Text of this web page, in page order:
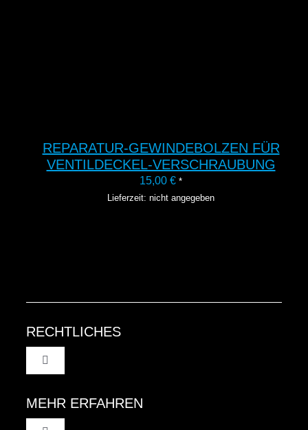
REPARATUR-GEWINDEBOLZEN FÜR
VENTILDECKEL-VERSCHRAUBUNG
15,00 € *
Lieferzeit: nicht angegeben
RECHTLICHES
Toggle
Navigation
AGB
MEHR ERFAHREN